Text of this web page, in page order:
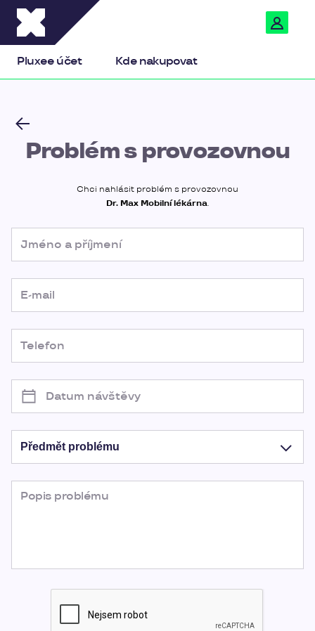
Pluxee účet Kde nakupovat
Problém s provozovnou
Chci nahlásit problém s provozovnou
Dr. Max Mobilní lékárna.